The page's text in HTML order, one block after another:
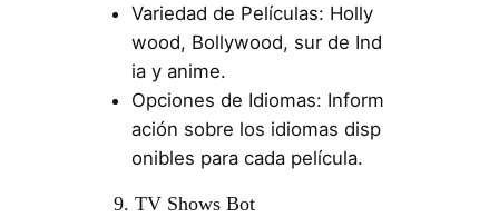
Variedad de Películas: Holly
wood, Bollywood, sur de Ind
ia y anime.
Opciones de Idiomas: Inform
ación sobre los idiomas disp
onibles para cada película.
9. TV Shows Bot